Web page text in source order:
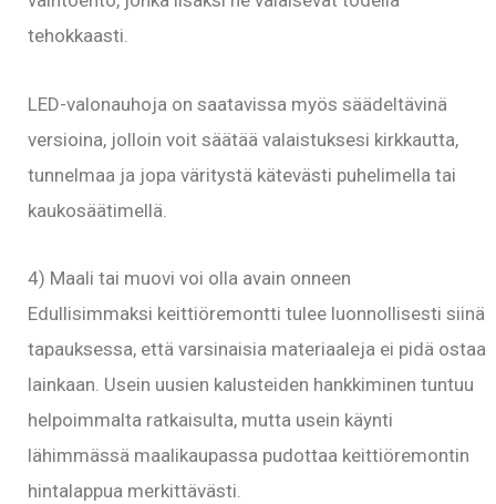
tehokkaasti.
LED-valonauhoja on saatavissa myös säädeltävinä
versioina, jolloin voit säätää valaistuksesi kirkkautta,
tunnelmaa ja jopa väritystä kätevästi puhelimella tai
kaukosäätimellä.
4) Maali tai muovi voi olla avain onneen
Edullisimmaksi keittiöremontti tulee luonnollisesti siinä
tapauksessa, että varsinaisia materiaaleja ei pidä ostaa
lainkaan. Usein uusien kalusteiden hankkiminen tuntuu
helpoimmalta ratkaisulta, mutta usein käynti
lähimmässä maalikaupassa pudottaa keittiöremontin
hintalappua merkittävästi.